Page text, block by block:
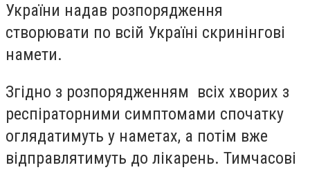
України надав розпорядження
створювати по всій Україні скринінгові
намети.
Згідно з розпорядженням всіх хворих з
респіраторними симптомами спочатку
оглядатимуть у наметах, а потім вже
відправлятимуть до лікарень. Тимчасові